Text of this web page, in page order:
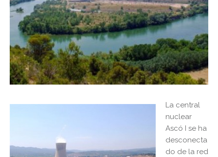
La central
nuclear
Ascó I se ha
desconecta
do de la red